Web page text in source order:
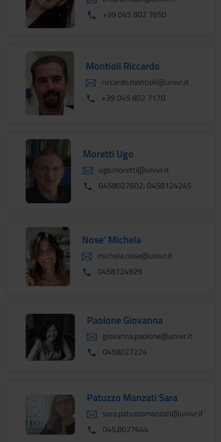
+39 045 802 7650
Montioli Riccardo
riccardo.montioli@univr.it
+39 045 802 7170
Moretti Ugo
ugo.moretti@univr.it
0458027602; 0458124245
Nose' Michela
michela.nose@univr.it
0458124929
Paolone Giovanna
giovanna.paolone@univr.it
0458027224
Patuzzo Manzati Sara
sara.patuzzomanzati@univr.it
045.8027644